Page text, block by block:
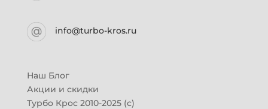
info@turbo-kros.ru
Наш Блог
Акции и скидки
Турбо Крос 2010-2025 (с)